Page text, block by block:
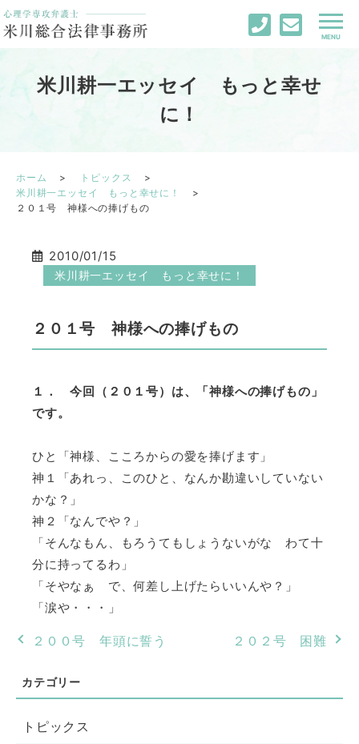
米川耕一エッセイ もっと幸せ
に！
ホーム
トピックス
米川耕一エッセイ もっと幸せに！
２０１号 神様への捧げもの
2010/01/15
米川耕一エッセイ もっと幸せに！
２０１号 神様への捧げもの
１． 今回（２０１号）は、「神様への捧げもの」
です。
ひと「神様、こころからの愛を捧げます」
神１「あれっ、このひと、なんか勘違いしていない
かな？」
神２「なんでや？」
「そんなもん、もろうてもしょうないがな わて十
分に持ってるわ」
「そやなぁ で、何差し上げたらいいんや？」
「涙や・・・」
２００号 年頭に誓う ２０２号 困難
トピックス